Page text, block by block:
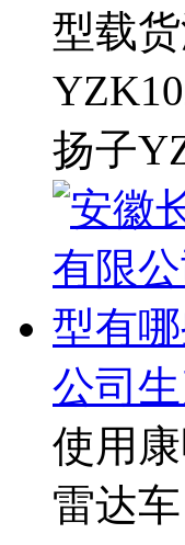
型载
扬子
公司
使用
雷达